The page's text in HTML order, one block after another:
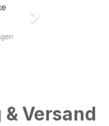
Versand